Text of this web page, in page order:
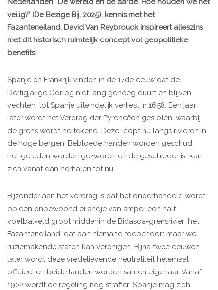
Nederlanden, ‘De wereld en de aarde. Hoe houden we het
veilig?’ (De Bezige Bij, 2025), kennis met het
Fazanteneiland. David Van Reybrouck inspireert alleszins
met dit historisch ruimtelijk concept vol geopolitieke
benefits.
Spanje en Frankrijk vinden in de 17de eeuw dat de
Dertigjarige Oorlog niet lang genoeg duurt en blijven
vechten, tot Spanje uiteindelijk verliest in 1658. Een jaar
later wordt het Verdrag der Pyreneëen gesloten, waarbij
de grens wordt hertekend. Deze loopt nu langs rivieren in
de hoge bergen. Bebloede handen worden geschud,
heilige eden worden gezworen en de geschiedenis kan
zich vanaf dan herhalen tot nu.
Bijzonder aan het verdrag is dat het onderhandeld wordt
op een onbewoond eilandje van amper een half
voetbalveld groot middenin de Bidasoa-grensrivier: het
Fazanteneiland, dat aan niemand toebehoort maar wel
ruziemakende staten kan verenigen. Bijna twee eeuwen
later wordt deze vredelievende neutraliteit helemaal
officieel en beide landen worden samen eigenaar. Vanaf
1902 wordt de regeling nog straffer: Spanje mag zich